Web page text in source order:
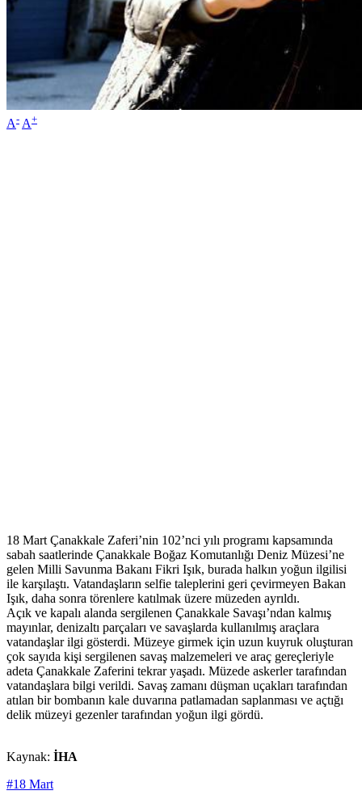
A- A+
18 Mart Çanakkale Zaferi’nin 102’nci yılı programı kapsamında
sabah saatlerinde Çanakkale Boğaz Komutanlığı Deniz Müzesi’ne
gelen Milli Savunma Bakanı Fikri Işık, burada halkın yoğun ilgilisi
ile karşılaştı. Vatandaşların selfie taleplerini geri çevirmeyen Bakan
Işık, daha sonra törenlere katılmak üzere müzeden ayrıldı.
Açık ve kapalı alanda sergilenen Çanakkale Savaşı’ndan kalmış
mayınlar, denizaltı parçaları ve savaşlarda kullanılmış araçlara
vatandaşlar ilgi gösterdi. Müzeye girmek için uzun kuyruk oluşturan
çok sayıda kişi sergilenen savaş malzemeleri ve araç gereçleriyle
adeta Çanakkale Zaferini tekrar yaşadı. Müzede askerler tarafından
vatandaşlara bilgi verildi. Savaş zamanı düşman uçakları tarafından
atılan bir bombanın kale duvarına patlamadan saplanması ve açtığı
delik müzeyi gezenler tarafından yoğun ilgi gördü.
Kaynak: İHA
#18 Mart